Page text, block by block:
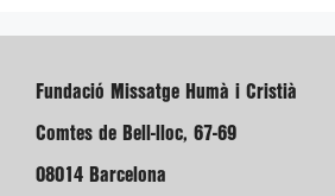
Fundació Missatge Humà i Cristià
Comtes de Bell-lloc, 67-69
08014 Barcelona